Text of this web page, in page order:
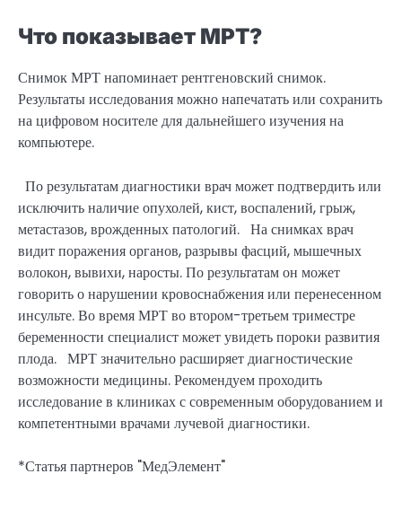
Что показывает МРТ?
Снимок МРТ напоминает рентгеновский снимок.
Результаты исследования можно напечатать или сохранить
на цифровом носителе для дальнейшего изучения на
компьютере.
По результатам диагностики врач может подтвердить или
исключить наличие опухолей, кист, воспалений, грыж,
метастазов, врожденных патологий. На снимках врач
видит поражения органов, разрывы фасций, мышечных
волокон, вывихи, наросты. По результатам он может
говорить о нарушении кровоснабжения или перенесенном
инсульте. Во время МРТ во втором-третьем триместре
беременности специалист может увидеть пороки развития
плода. МРТ значительно расширяет диагностические
возможности медицины. Рекомендуем проходить
исследование в клиниках с современным оборудованием и
компетентными врачами лучевой диагностики.
*Статья партнеров "МедЭлемент"